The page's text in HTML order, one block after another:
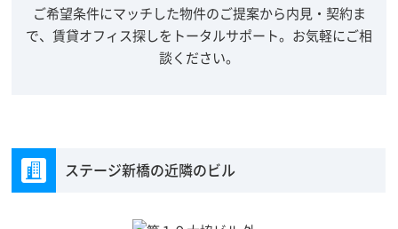
ご希望条件にマッチした物件のご提案から内見・契約ま
で、賃貸オフィス探しをトータルサポート。 お気軽にご相
談ください。
ステージ新橋の近隣のビル